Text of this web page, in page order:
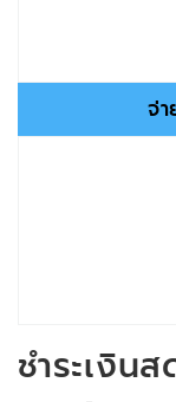
จ่
ชำระเงิน